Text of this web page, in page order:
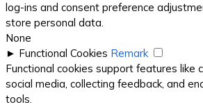
log-ins and consent preference
store personal data.
None
► Functional Cookies Remark
Functional cookies support features like
social media, collecting feedback, and
tools.